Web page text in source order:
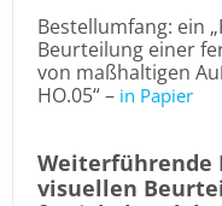
Bestellumfang: ein
Beurteilung einer
von maßhaltigen
HO.05“ – in Papier
Weiterführende
visuellen